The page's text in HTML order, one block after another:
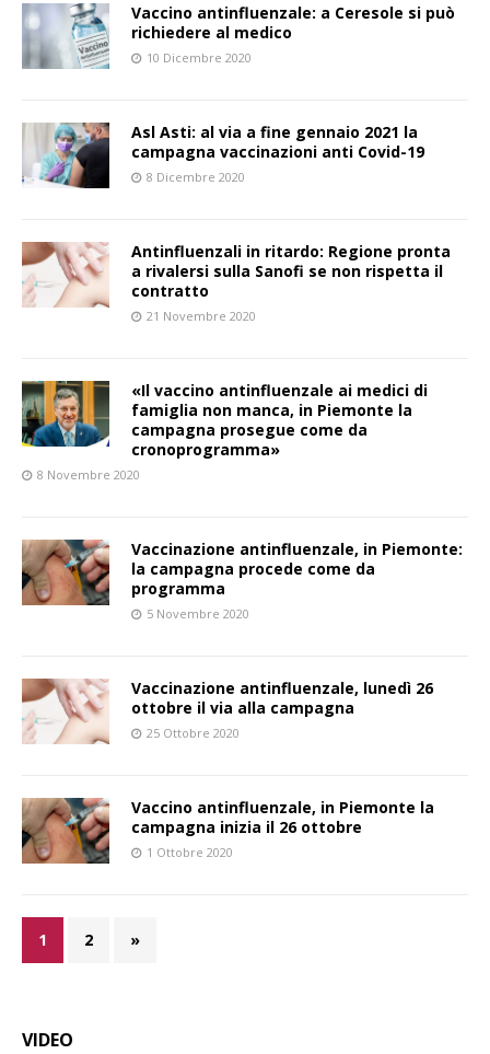
Vaccino antinfluenzale: a Ceresole si può
richiedere al medico
10 Dicembre 2020
Asl Asti: al via a fine gennaio 2021 la
campagna vaccinazioni anti Covid-19
8 Dicembre 2020
Antinfluenzali in ritardo: Regione pronta
a rivalersi sulla Sanofi se non rispetta il
contratto
21 Novembre 2020
«Il vaccino antinfluenzale ai medici di
famiglia non manca, in Piemonte la
campagna prosegue come da
cronoprogramma»
8 Novembre 2020
Vaccinazione antinfluenzale, in Piemonte:
la campagna procede come da
programma
5 Novembre 2020
Vaccinazione antinfluenzale, lunedì 26
ottobre il via alla campagna
25 Ottobre 2020
Vaccino antinfluenzale, in Piemonte la
campagna inizia il 26 ottobre
1 Ottobre 2020
1 2 »
VIDEO